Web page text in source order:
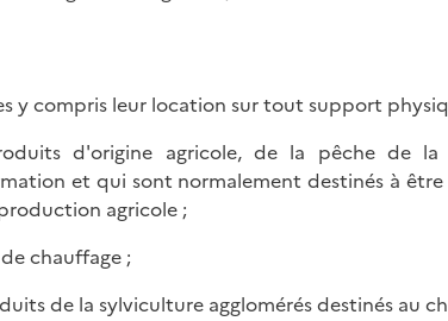
y compris leur location sur tout support
d'origine agricole, de la pêche de
et qui sont normalement destinés à
agricole ;
chauffage ;
de la sylviculture agglomérés destinés au